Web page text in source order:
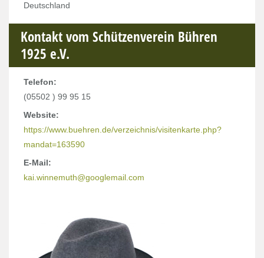
Deutschland
Kontakt vom Schützenverein Bühren
1925 e.V.
Telefon:
(05502 ) 99 95 15
Website:
https://www.buehren.de/verzeichnis/visitenkarte.php?
mandat=163590
E-Mail:
kai.winnemuth@googlemail.com